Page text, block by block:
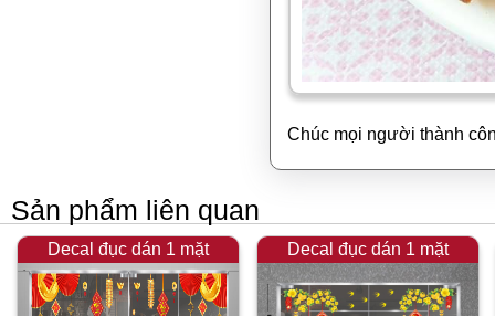
Chúc mọi người thành
Sản phẩm liên quan
Decal đục dán 1 mặt Decal đục dán 1 mặt